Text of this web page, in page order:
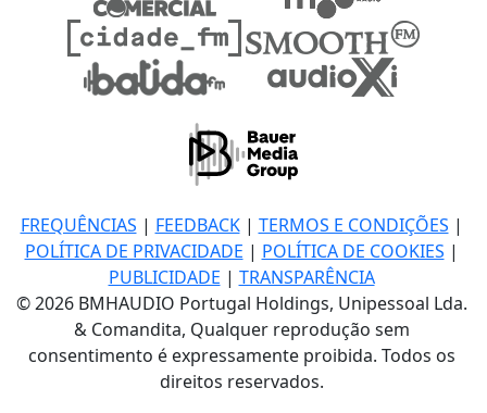
FREQUÊNCIAS | FEEDBACK| TERMOS E CONDIÇÕES |
POLÍTICA DE PRIVACIDADE | POLÍTICA DE COOKIES |
PUBLICIDADE | TRANSPARÊNCIA
© 2026 BMHAUDIO Portugal Holdings, Unipessoal Lda.
& Comandita, Qualquer reprodução sem
consentimento é expressamente proibida. Todos os
direitos reservados.